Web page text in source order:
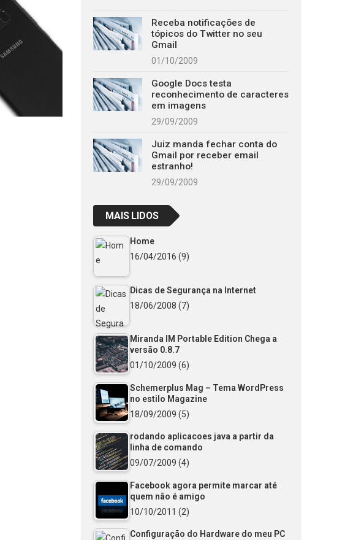
Receba notificações de
tópicos do Twitter no seu
Gmail
01/10/2009
Google Docs testa
reconhecimento de caracteres
em imagens
29/09/2009
Juiz manda fechar conta do
Gmail por receber email
estranho!
29/09/2009
MAIS LIDOS
Home
16/04/2016 (9)
Dicas de Segurança na Internet
18/06/2008 (7)
Miranda IM Portable Edition Chega a
versão 0.8.7
01/10/2009 (6)
Schemerplus Mag – Tema WordPress
no estilo Magazine
18/09/2009 (5)
rodando aplicacoes java a partir da
linha de comando
09/07/2009 (4)
Facebook agora permite marcar até
quem não é amigo
10/10/2011 (2)
Configuração do Hardware do meu PC